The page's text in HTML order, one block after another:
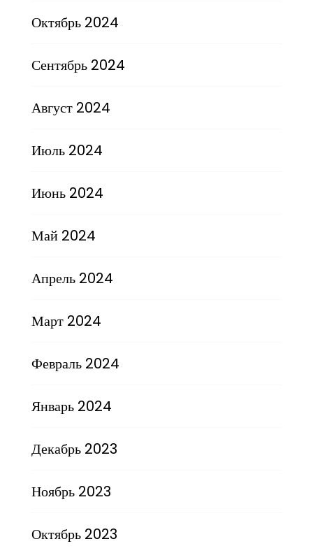
Октябрь 2024
Сентябрь 2024
Август 2024
Июль 2024
Июнь 2024
Май 2024
Апрель 2024
Март 2024
Февраль 2024
Январь 2024
Декабрь 2023
Ноябрь 2023
Октябрь 2023